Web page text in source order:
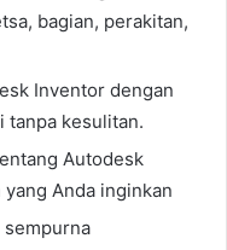
bagian, perakitan,
Inventor dengan
tanpa kesulitan.
Autodesk
Anda inginkan
sempurna